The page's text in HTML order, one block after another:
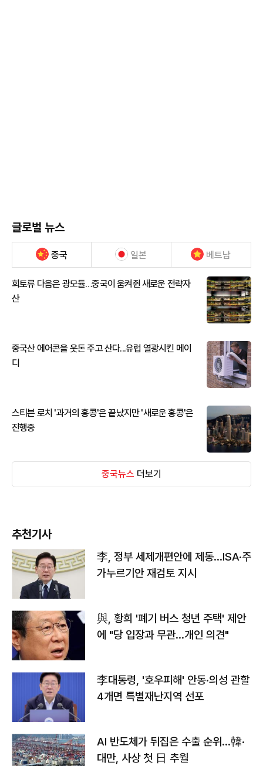
글로벌 뉴스
중국 일본 베트남
희토류 다음은 광모듈…중국이 움켜쥔 새로운 전략자
산
중국산 에어콘을 웃돈 주고 산다...유럽 열광시킨 메이
디
스티븐 로치 '과거의 홍콩'은 끝났지만 '새로운 홍콩'은
진행중
중국뉴스 더보기
추천기사
李, 정부 세제개편안에 제동…ISA·주
가누르기안 재검토 지시
與, 황희 '폐기 버스 청년 주택' 제안
에 "당 입장과 무관…개인 의견"
李대통령, '호우피해' 안동·의성 관할
4개면 특별재난지역 선포
AI 반도체가 뒤집은 수출 순위…韓·
대만, 사상 첫 日 추월